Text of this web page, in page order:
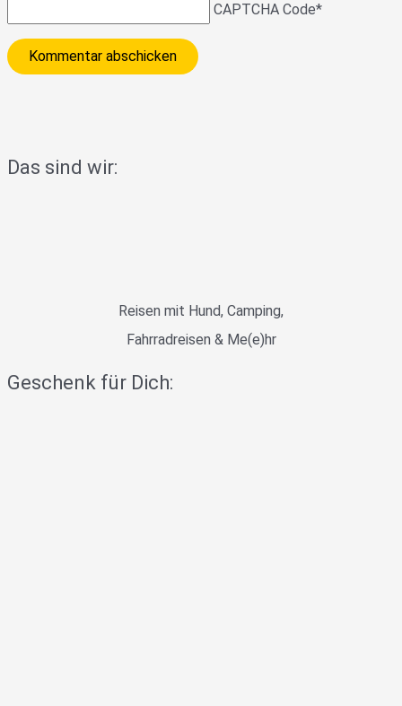
CAPTCHA Code*
Das sind wir:
Reisen mit Hund, Camping,
Fahrradreisen & Me(e)hr
Geschenk für Dich: